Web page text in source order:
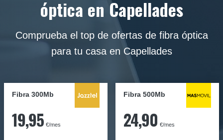
óptica en Capellades
Comprueba el top de ofertas de fibra óptica
para tu casa en Capellades
Fibra 300Mb
19,95 €/mes
Fibra 500Mb
24,90 €/mes